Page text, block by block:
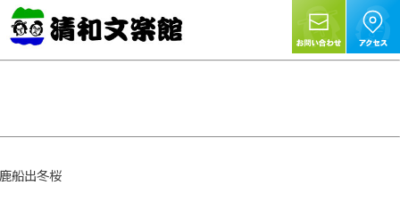
船出冬桜